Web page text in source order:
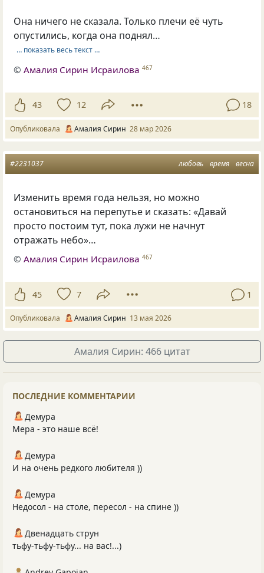
Она ничего не сказала. Только плечи её чуть
опустились, когда она поднял…
… показать весь текст …
©Амалия Сирин Исраилова 467
43 12 18
Опубликовала Амалия Сирин 28 мар 2026
любовь время весна
#2231037
Изменить время года нельзя, но можно
остановиться на перепутье и сказать: «Давай
просто постоим тут, пока лужи не начнут
отражать небо»…
©Амалия Сирин Исраилова 467
45 7 1
Опубликовала Амалия Сирин 13 мая 2026
Амалия Сирин: 466 цитат
ПОСЛЕДНИЕ КОММЕНТАРИИ
Демура
Мера - это наше всё!
Демура
И на очень редкого любителя ))
Демура
Недосол - на столе, пересол - на спине ))
Двенадцать струн
тьфу-тьфу-тьфу... на вас!...)